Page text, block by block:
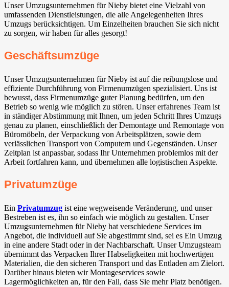
Unser Umzugsunternehmen für Nieby bietet eine Vielzahl von
umfassenden Dienstleistungen, die alle Angelegenheiten Ihres
Umzugs berücksichtigen. Um Einzelheiten brauchen Sie sich nicht
zu sorgen, wir haben für alles gesorgt!
Geschäftsumzüge
Unser Umzugsunternehmen für Nieby ist auf die reibungslose und
effiziente Durchführung von Firmenumzügen spezialisiert. Uns ist
bewusst, dass Firmenumzüge guter Planung bedürfen, um den
Betrieb so wenig wie möglich zu stören. Unser erfahrenes Team ist
in ständiger Abstimmung mit Ihnen, um jeden Schritt Ihres Umzugs
genau zu planen, einschließlich der Demontage und Remontage von
Büromöbeln, der Verpackung von Arbeitsplätzen, sowie dem
verlässlichen Transport von Computern und Gegenständen. Unser
Zeitplan ist anpassbar, sodass Ihr Unternehmen problemlos mit der
Arbeit fortfahren kann, und übernehmen alle logistischen Aspekte.
Privatumzüge
Ein Privatumzug ist eine wegweisende Veränderung, und unser
Bestreben ist es, ihn so einfach wie möglich zu gestalten. Unser
Umzugsunternehmen für Nieby hat verschiedene Services im
Angebot, die individuell auf Sie abgestimmt sind, sei es Ein Umzug
in eine andere Stadt oder in der Nachbarschaft. Unser Umzugsteam
übernimmt das Verpacken Ihrer Habseligkeiten mit hochwertigen
Materialien, die den sicheren Transport und das Entladen am Zielort.
Darüber hinaus bieten wir Montageservices sowie
Lagermöglichkeiten an, für den Fall, dass Sie mehr Platz benötigen.